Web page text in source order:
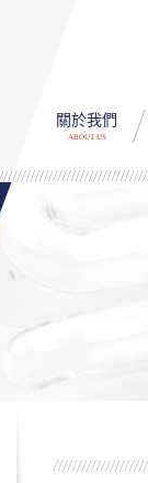
關於我們
ABOUT US